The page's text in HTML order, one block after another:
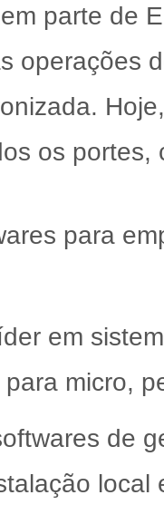
parte de
operações
os portes,
para
em
micro,
de
local